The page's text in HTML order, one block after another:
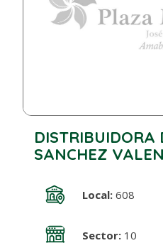
DISTRIBUIDORA
SANCHEZ
Local:608
Sector:10